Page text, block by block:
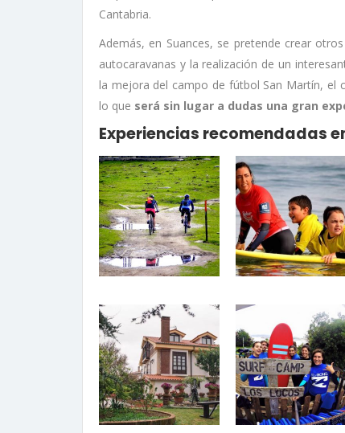
Cantabria.
Además, en Suances, se pretende crear
autocaravanas y la realización de un
la mejora del campo de fútbol San Martín, el
lo que será sin lugar a dudas una gran
Experiencias recomendadas